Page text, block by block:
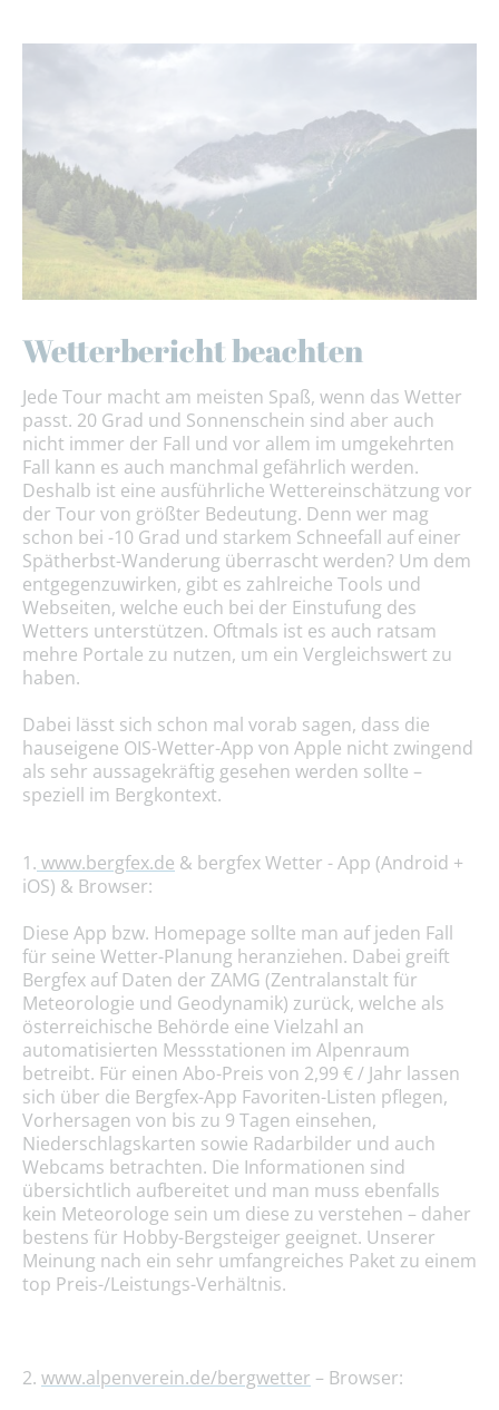
Wetterbericht beachten
Jede Tour macht am meisten Spaß, wenn das Wetter
passt. 20 Grad und Sonnenschein sind aber auch
nicht immer der Fall und vor allem im umgekehrten
Fall kann es auch manchmal gefährlich werden.
Deshalb ist eine ausführliche Wettereinschätzung vor
der Tour von größter Bedeutung. Denn wer mag
schon bei -10 Grad und starkem Schneefall auf einer
Spätherbst-Wanderung überrascht werden? Um dem
entgegenzuwirken, gibt es zahlreiche Tools und
Webseiten, welche euch bei der Einstufung des
Wetters unterstützen. Oftmals ist es auch ratsam
mehre Portale zu nutzen, um ein Vergleichswert zu
haben.
Dabei lässt sich schon mal vorab sagen, dass die
hauseigene OIS-Wetter-App von Apple nicht zwingend
als sehr aussagekräftig gesehen werden sollte –
speziell im Bergkontext.
1. www.bergfex.de & bergfex Wetter - App (Android +
iOS) & Browser:
Diese App bzw. Homepage sollte man auf jeden Fall
für seine Wetter-Planung heranziehen. Dabei greift
Bergfex auf Daten der ZAMG (Zentralanstalt für
Meteorologie und Geodynamik) zurück, welche als
österreichische Behörde eine Vielzahl an
automatisierten Messstationen im Alpenraum
betreibt. Für einen Abo-Preis von 2,99 € / Jahr lassen
sich über die Bergfex-App Favoriten-Listen pflegen,
Vorhersagen von bis zu 9 Tagen einsehen,
Niederschlagskarten sowie Radarbilder und auch
Webcams betrachten. Die Informationen sind
übersichtlich aufbereitet und man muss ebenfalls
kein Meteorologe sein um diese zu verstehen – daher
bestens für Hobby-Bergsteiger geeignet. Unserer
Meinung nach ein sehr umfangreiches Paket zu einem
top Preis-/Leistungs-Verhältnis.
2. www.alpenverein.de/bergwetter – Browser: